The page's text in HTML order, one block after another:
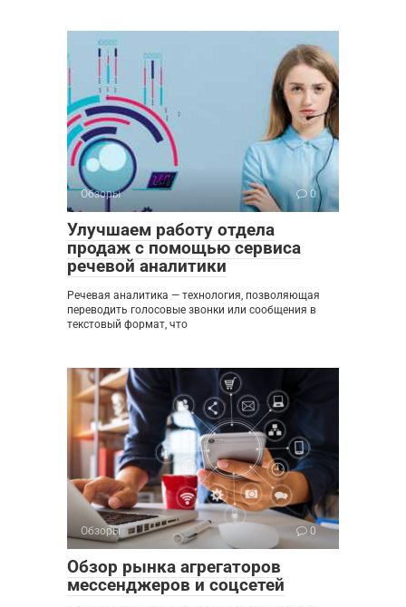
Обзоры 0
Улучшаем работу отдела
продаж с помощью сервиса
речевой аналитики
Речевая аналитика — технология, позволяющая
переводить голосовые звонки или сообщения в
текстовый формат, что
Обзоры 0
Обзор рынка агрегаторов
мессенджеров и соцсетей